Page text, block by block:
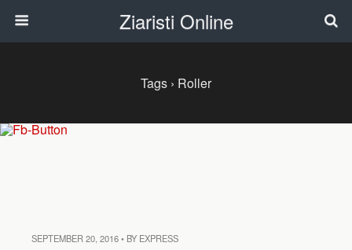
Ziaristi Online
Tags › Roller
SEPTEMBER 20, 2016 • BY EXPRESS